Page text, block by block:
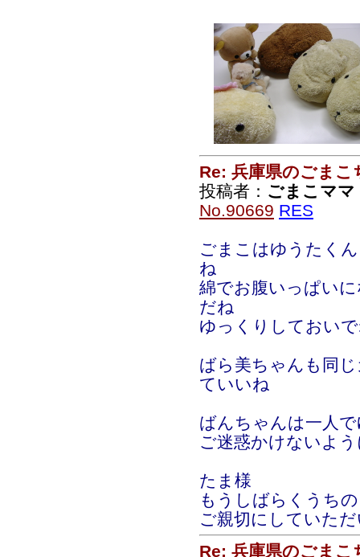
Re: 兵庫県のごまこ
投稿者： ごまこママ
No.90669 RES
ごまこはゆうたく
ね
綿でお腹いっぱい
だね
ゆっくりしておい
ばら美ちゃんも同
ていいね
ばんちゃんは一人
ご迷惑かけないよ
たま様
もうしばらくうち
ご親切にしていた
Re: 兵庫県のごまこ